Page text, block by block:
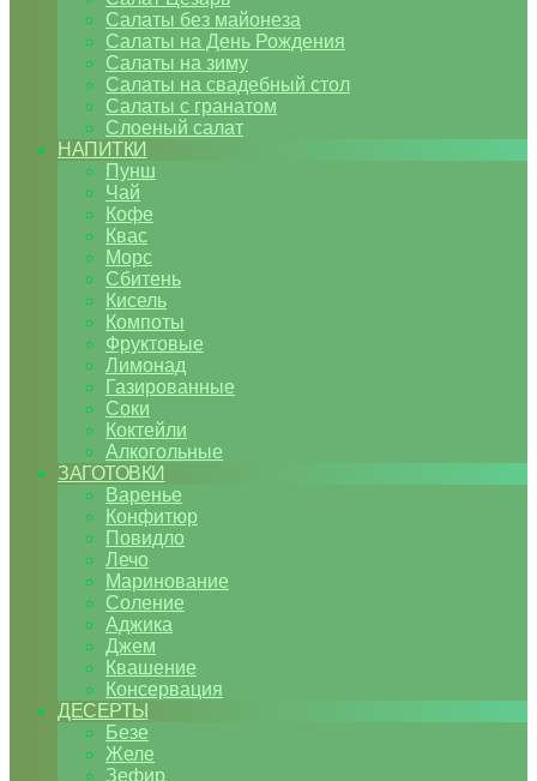
Салаты без майонеза
Салаты на День Рождения
Салаты на зиму
Салаты на свадебный стол
Салаты с гранатом
Слоеный салат
НАПИТКИ
Пунш
Чай
Кофе
Квас
Морс
Сбитень
Кисель
Компоты
Фруктовые
Лимонад
Газированные
Соки
Коктейли
Алкогольные
ЗАГОТОВКИ
Варенье
Конфитюр
Повидло
Лечо
Маринование
Соление
Аджика
Джем
Квашение
Консервация
ДЕСЕРТЫ
Безе
Желе
Зефир